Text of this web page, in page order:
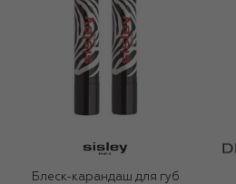
Блеск-карандаш для губ